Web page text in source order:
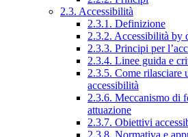
2.3. Accessibilità
2.3.1. Definizione
2.3.2. Accessibilità by
2.3.3. Principi per
2.3.4. Linee guida e
2.3.5. Come rilasciare
accessibilità
2.3.6. Meccanismo di
attuazione
2.3.7. Obiettivi
2.3.8. Normativa e